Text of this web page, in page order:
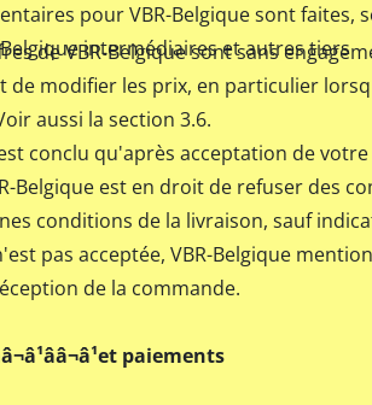
pour VBR-Belgique sont faites,
intermédiaires et autres tiers
de VBR-Belgique sont sans
de modifier les prix, en particulier
aussi la section 3.6.
conclu qu'après acceptation de
Belgique est en droit de refuser des
conditions de la livraison, sauf
pas acceptée, VBR-Belgique
de la commande.
paiements